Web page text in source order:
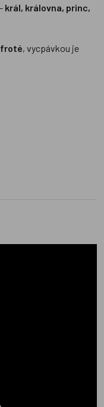
král, královna, princ,
, vycpávkou je